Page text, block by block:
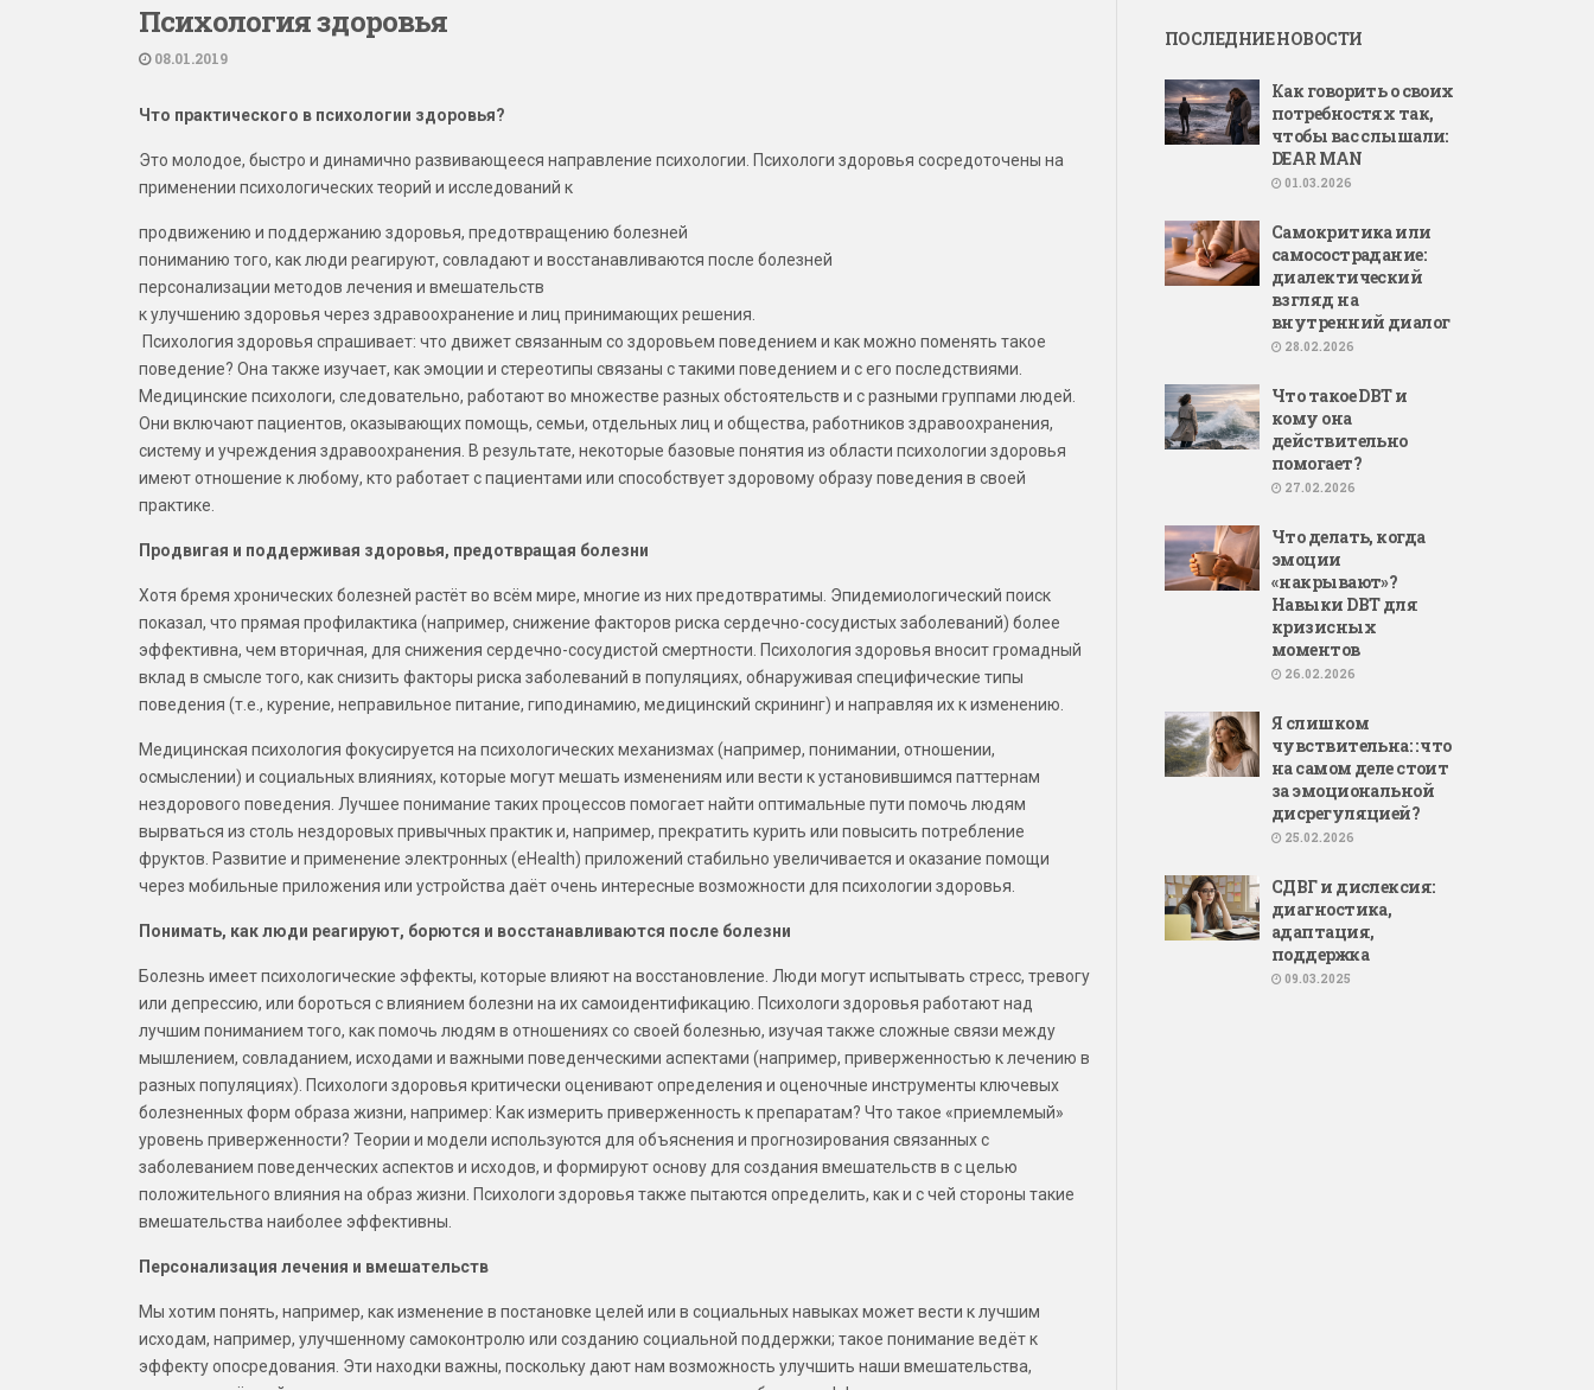
Психология здоровья
08.01.2019
Что практического в психологии здоровья?
Это молодое, быстро и динамично развивающееся направление психологии. Психологи здоровья сосредоточены на
применении психологических теорий и исследований к
продвижению и поддержанию здоровья, предотвращению болезней
пониманию того, как люди реагируют, совладают и восстанавливаются после болезней
персонализации методов лечения и вмешательств
к улучшению здоровья через здравоохранение и лиц принимающих решения.
Психология здоровья спрашивает: что движет связанным со здоровьем поведением и как можно поменять такое
поведение? Она также изучает, как эмоции и стереотипы связаны с такими поведением и с его последствиями.
Медицинские психологи, следовательно, работают во множестве разных обстоятельств и с разными группами людей.
Они включают пациентов, оказывающих помощь, семьи, отдельных лиц и общества, работников здравоохранения,
систему и учреждения здравоохранения. В результате, некоторые базовые понятия из области психологии здоровья
имеют отношение к любому, кто работает с пациентами или способствует здоровому образу поведения в своей
практике.
Продвигая и поддерживая здоровья, предотвращая болезни
Хотя бремя хронических болезней растёт во всём мире, многие из них предотвратимы. Эпидемиологический поиск
показал, что прямая профилактика (например, снижение факторов риска сердечно-сосудистых заболеваний) более
эффективна, чем вторичная, для снижения сердечно-сосудистой смертности. Психология здоровья вносит громадный
вклад в смысле того, как снизить факторы риска заболеваний в популяциях, обнаруживая специфические типы
поведения (т.е., курение, неправильное питание, гиподинамию, медицинский скрининг) и направляя их к изменению.
Медицинская психология фокусируется на психологических механизмах (например, понимании, отношении,
осмыслении) и социальных влияниях, которые могут мешать изменениям или вести к установившимся паттернам
нездорового поведения. Лучшее понимание таких процессов помогает найти оптимальные пути помочь людям
вырваться из столь нездоровых привычных практик и, например, прекратить курить или повысить потребление
фруктов. Развитие и применение электронных (eHealth) приложений стабильно увеличивается и оказание помощи
через мобильные приложения или устройства даёт очень интересные возможности для психологии здоровья.
Понимать, как люди реагируют, борются и восстанавливаются после болезни
Болезнь имеет психологические эффекты, которые влияют на восстановление. Люди могут испытывать стресс, тревогу
или депрессию, или бороться с влиянием болезни на их самоидентификацию. Психологи здоровья работают над
лучшим пониманием того, как помочь людям в отношениях со своей болезнью, изучая также сложные связи между
мышлением, совладанием, исходами и важными поведенческими аспектами (например, приверженностью к лечению в
разных популяциях). Психологи здоровья критически оценивают определения и оценочные инструменты ключевых
болезненных форм образа жизни, например: Как измерить приверженность к препаратам? Что такое «приемлемый»
уровень приверженности? Теории и модели используются для объяснения и прогнозирования связанных с
заболеванием поведенческих аспектов и исходов, и формируют основу для создания вмешательств в с целью
положительного влияния на образ жизни. Психологи здоровья также пытаются определить, как и с чей стороны такие
вмешательства наиболее эффективны.
Персонализация лечения и вмешательств
Мы хотим понять, например, как изменение в постановке целей или в социальных навыках может вести к лучшим
исходам, например, улучшенному самоконтролю или созданию социальной поддержки; такое понимание ведёт к
эффекту опосредования. Эти находки важны, поскольку дают нам возможность улучшить наши вмешательства,
ПОСЛЕДНИЕ НОВОСТИ
Как говорить о своих
потребностях так,
чтобы вас слышали:
DEAR MAN
01.03.2026
Самокритика или
самосострадание:
диалектический
взгляд на
внутренний диалог
28.02.2026
Что такое DBT и
кому она
действительно
помогает?
27.02.2026
Что делать, когда
эмоции
«накрывают»?
Навыки DBT для
кризисных
моментов
26.02.2026
Я слишком
чувствительна: : что
на самом деле стоит
за эмоциональной
дисрегуляцией?
25.02.2026
СДВГ и дислексия:
диагностика,
адаптация,
поддержка
09.03.2025